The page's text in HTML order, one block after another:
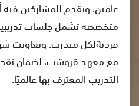
متخصصة تشمل جلسات
فرديةلكل متدرب. وتعاونت
مع معهد قروشب، لضمان
التدريب المعترف بها عالميًا.